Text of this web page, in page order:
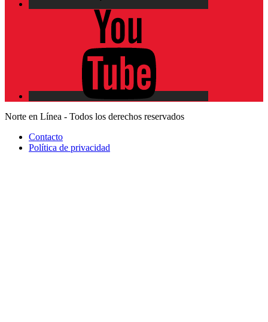
Norte en Línea - Todos los derechos reservados
Contacto
Política de privacidad